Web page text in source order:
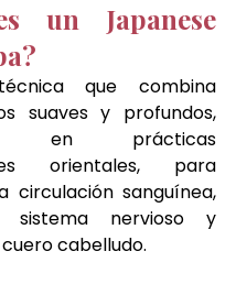
un Japanese
que combina
suaves y profundos,
en prácticas
orientales, para
circulación sanguínea,
sistema nervioso y
cabelludo.